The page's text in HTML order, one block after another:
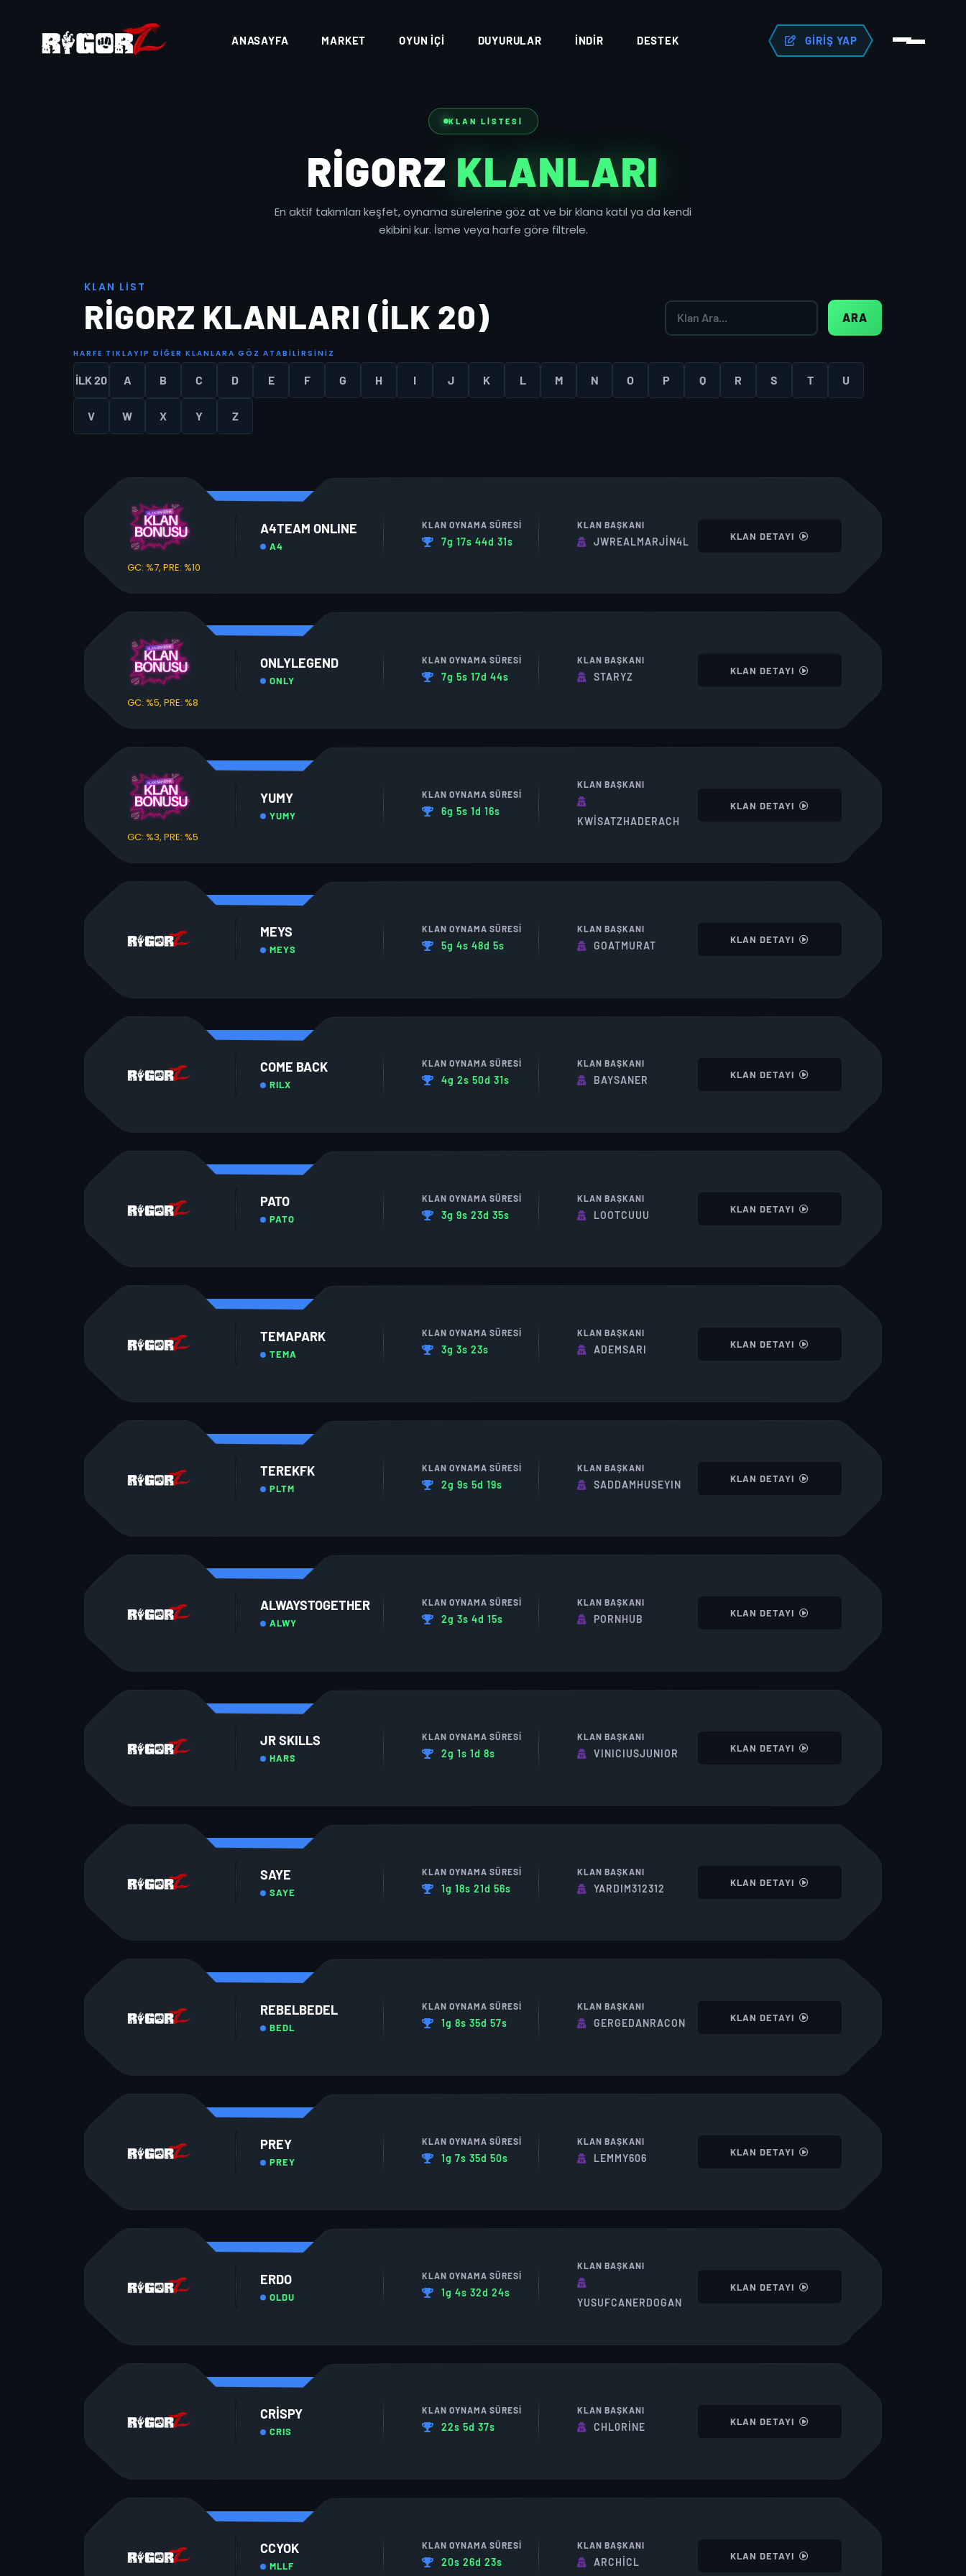
ANASAYFA MARKET OYUN İÇI DUYURULAR İNDIR DESTEK GIRIŞ YAP
KLAN LISTESI
RIGORZ KLANLARI
En aktif takımları keşfet, oynama sürelerine göz at ve bir klana katıl ya da kendi
ekibini kur. İsme veya harfe göre filtrele.
KLAN L I S T
RIGORZ KLANLARI (İLK 20) ARA
HAR FE T IKLAYIP D I ĞER KLANLAR A G Ö Z A T AB I LI R S I NI Z
İLK 20 A B C D E F G H I J K L M N O P Q R S T U
V W X Y Z
GC: %7, PRE: %10
A4TEAM ONLINE
A4
KLAN OYNAMA SÜRESI
7g 17s 44d 31s
KLAN BAŞKANI
JWREALMARJİN4L KLAN DETAYI
GC: %5, PRE: %8
ONLYLEGEND
ONLY
KLAN OYNAMA SÜRESI
7g 5s 17d 44s
KLAN BAŞKANI
STARYZ KLAN DETAYI
GC: %3, PRE: %5
YUMY
YUMY
KLAN OYNAMA SÜRESI
6g 5s 1d 16s
KLAN BAŞKANI
KWISATZHADERACH
KLAN DETAYI
MEYS
MEYS
KLAN OYNAMA SÜRESI
5g 4s 48d 5s
KLAN BAŞKANI
GOATMURAT KLAN DETAYI
COME BACK
RILX
KLAN OYNAMA SÜRESI
4g 2s 50d 31s
KLAN BAŞKANI
BAYSANER KLAN DETAYI
PATO
PATO
KLAN OYNAMA SÜRESI
3g 9s 23d 35s
KLAN BAŞKANI
LOOTCUUU KLAN DETAYI
TEMAPARK
TEMA
KLAN OYNAMA SÜRESI
3g 3s 23s
KLAN BAŞKANI
ADEMSARI KLAN DETAYI
TEREKFK
PLTM
KLAN OYNAMA SÜRESI
2g 9s 5d 19s
KLAN BAŞKANI
SADDAMHUSEYIN KLAN DETAYI
ALWAYSTOGETHER
ALWY
KLAN OYNAMA SÜRESI
2g 3s 4d 15s
KLAN BAŞKANI
PORNHUB KLAN DETAYI
JR SKILLS
HARS
KLAN OYNAMA SÜRESI
2g 1s 1d 8s
KLAN BAŞKANI
VINICIUSJUNIOR KLAN DETAYI
SAYE
SAYE
KLAN OYNAMA SÜRESI
1g 18s 21d 56s
KLAN BAŞKANI
YARDIM312312 KLAN DETAYI
REBELBEDEL
BEDL
KLAN OYNAMA SÜRESI
1g 8s 35d 57s
KLAN BAŞKANI
GERGEDANRACON KLAN DETAYI
PREY
PREY
KLAN OYNAMA SÜRESI
1g 7s 35d 50s
KLAN BAŞKANI
LEMMY606 KLAN DETAYI
ERDO
OLDU
KLAN OYNAMA SÜRESI
1g 4s 32d 24s
KLAN BAŞKANI
YUSUFCANERDOGAN
KLAN DETAYI
CRISPY
CRIS
KLAN OYNAMA SÜRESI
22s 5d 37s
KLAN BAŞKANI
CHL0RINE KLAN DETAYI
CCYOK
MLLF
KLAN OYNAMA SÜRESI
20s 26d 23s
KLAN BAŞKANI
ARCHICL KLAN DETAYI